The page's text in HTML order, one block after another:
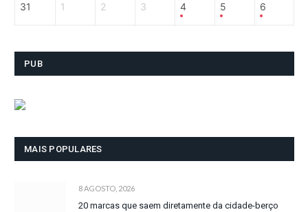
31 1 2 3 4 5 6
PUB
MAIS POPULARES
8 AGOSTO, 2026
20 marcas que saem diretamente da cidade-berço